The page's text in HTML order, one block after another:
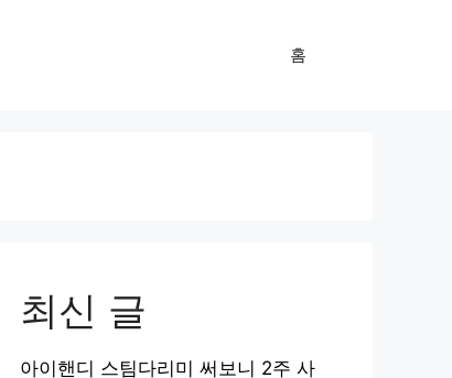
홈
최신 글
아이핸디 스팀다리미 써보니 2주 사